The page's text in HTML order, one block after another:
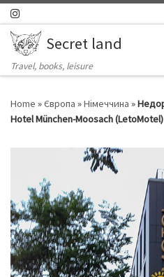
Skip to content
Secret land
Travel, books, leisure
Home »Європа »Німеччина »
Hotel München-Moosach (LetoMotel)